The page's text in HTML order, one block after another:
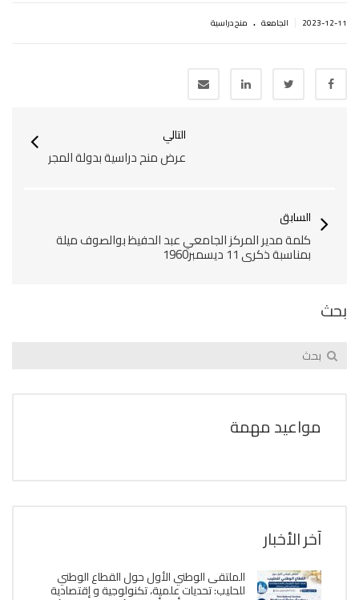
2023-12-11 الجامعة . منح دراسية
التالي
عرض منح دراسية بدولة المجر
السابق
كلمة مدير المركز الجامعي عبد الحفيظ بوالصوف ميلة
بمناسبة ذكرى 11 ديسمبر1960
بحث
مواعيد مهمة
آخر الأخبار
الملتقى الوطني الأول حول القطاع الوطني
للحليب: تحديات علمية، تكنولوجية و إقتصادية